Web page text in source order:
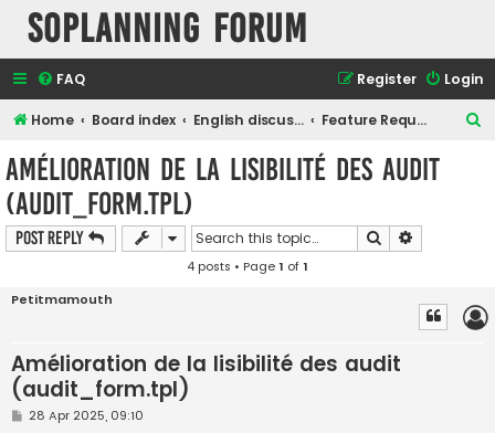
SOPlanning Forum
FAQ Login
Register
Home Board index English discussions Feature Request/suggestion
Amélioration de la lisibilité des audit
(audit_form.tpl)
Post Reply Search
4 posts • Page1 of1
Petitmamouth
Amélioration de la lisibilité des audit
(audit_form.tpl)
P28 Apr 2025, 09:10